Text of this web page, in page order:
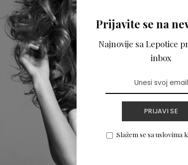
Prijavite se na
Najnovije sa Lepotice
inbox
PRIJAVI SE
Slažem se sa uslovima
sebi, darujte drugom“,
krema za suvu ili normalnu i
protiv površinskih i dubinskih bora, a
u tamnijoj i svetlijoj nijansi – prvi
tena sa efektom borbe protiv
kremu, se bori protiv svih simptoma